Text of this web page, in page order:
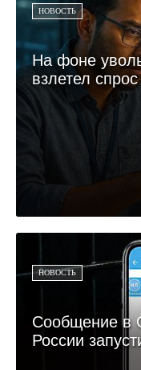
НОВОСТЬ
На фоне
взлетел
НОВОСТЬ
Сообщение в
России